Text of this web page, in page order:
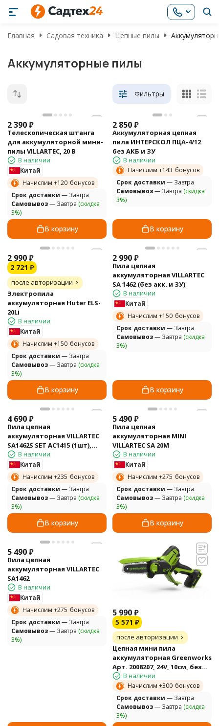
Главная Садовая техника Цепные пилы
Аккумуляторные пилы
Фильтры
2 390₽
Телескопическая штанга
для аккумуляторной мини-
пилы VILLARTEC, 20 В
В наличии
Китай
Начислим +120 бонусов
Cрок доставки — Завтра
Самовывоз— Завтра (скидка
3%)
В корзину
2 850₽
Аккумуляторная цепная
пила ИНТЕРСКОЛ ПЦА-4/12
без АКБ и ЗУ
В наличии
Начислим +143 бонусов
Cрок доставки — Завтра
Самовывоз— Завтра (скидка
3%)
В корзину
2 990₽
2 721 ₽
после авторизации
Электропила
аккумуляторная Huter ELS-
20Li
В наличии
Китай
Начислим +150 бонусов
Cрок доставки — Завтра
Самовывоз— Завтра (скидка
3%)
В корзину
2 990₽
Пила цепная
аккумуляторная VILLARTEC
SA 1462 (без акк. и ЗУ)
В наличии
Китай
Начислим +150 бонусов
Cрок доставки — Завтра
Самовывоз— Завтра (скидка
3%)
В корзину
4 690₽
Пила цепная
аккумуляторная VILLARTEC
SA1462S SET AC1415 (1шт),
AM1415 (1шт), без кейса
В наличии
Китай
Начислим +235 бонусов
Cрок доставки — Завтра
Самовывоз— Завтра (скидка
3%)
В корзину
5 490₽
Пила цепная
аккумуляторная MINI
VILLARTEC SA 20M
В наличии
Китай
Начислим +275 бонусов
Cрок доставки — Завтра
Самовывоз— Завтра (скидка
3%)
В корзину
5 490₽
Пила цепная
аккумуляторная VILLARTEC
SA1462
В наличии
Китай
Начислим +275 бонусов
Cрок доставки — Завтра
Самовывоз— Завтра (скидка
3%)
5 990₽
5 571 ₽
после авторизации
Цепная мини пила
аккумуляторная Greenworks
Арт. 2008207, 24V, 10см, без
АКБ и ЗУ
В наличии
Начислим +300 бонусов
Cрок доставки — Завтра
Самовывоз— Завтра (скидка
3%)